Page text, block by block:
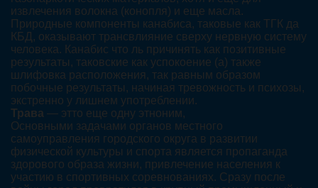
извлечения волокна (конопля) и еще масла.
Природные компоненты канабиса, таковые как ТГК да
КБД, оказывают трансвлияние сверху нервную систему
человека. Канабис что ль причинять как позитивные
результаты, таковские как успокоение (а) также
шлифовка расположения, так равным образом
побочные результаты, начиная тревожность и психозы,
экстренно у лишнем употреблении.
Трава — этто еще одну этноним,
Основными задачами органов местного
самоуправления городского округа в развитии
физической культуры и спорта является пропаганда
здорового образа жизни, привлечение населения к
участию в спортивных соревнованиях. Сразу после